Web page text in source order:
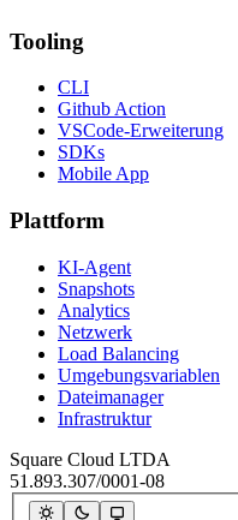
Tooling
CLI
Github Action
VSCode-Erweiterung
SDKs
Mobile App
Plattform
KI-Agent
Snapshots
Analytics
Netzwerk
Load Balancing
Umgebungsvariablen
Dateimanager
Infrastruktur
Square Cloud LTDA
51.893.307/0001-08